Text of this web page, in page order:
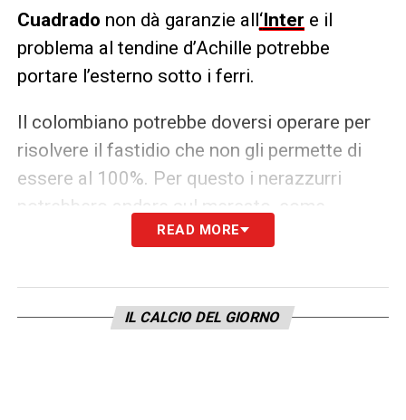
Cuadrado non dà garanzie all‘Inter e il
problema al tendine d’Achille potrebbe
portare l’esterno sotto i ferri.
Il colombiano potrebbe doversi operare per
risolvere il fastidio che non gli permette di
essere al 100%. Per questo i nerazzurri
potrebbero andare sul mercato, come
riportato da Gianluca Di Marzio.
LA PLAYLIST DELLE NOSTRE TOP NEWS
READ MORE
IL CALCIO DEL GIORNO